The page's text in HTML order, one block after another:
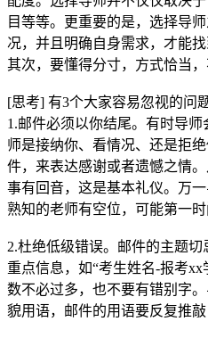
目等等。更重要的是，选择导
况，并且明确自身需求，才能
其次，要懂得分寸，方式恰当，
[思考] 有3个大家容易忽视的问
1.邮件必须以你结尾。有时导
师是接纳你、看情况、还是拒
件，来表达感谢或者遗憾之情
事有回音，这是基本礼仪。万
熟知的老师有空位，可能第一时
2.杜绝低级错误。邮件的主题
重点信息，如“考生姓名-报考
数不必过多，也不要有错别字
貌用语，邮件的用语要反复推敲